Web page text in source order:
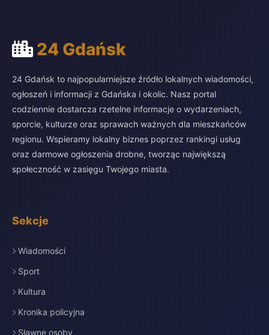
24 Gdańsk
24 Gdańsk to najpopularniejsze źródło lokalnych wiadomości,
ogłoszeń i informacji z Gdańska i okolic. Nasz portal
codziennie dostarcza rzetelne informacje o wydarzeniach,
sporcie, kulturze oraz sprawach ważnych dla mieszkańców
regionu. Wspieramy lokalny biznes poprzez rankingi usług
oraz darmowe ogłoszenia drobne, tworząc największą
społeczność w zasięgu Twojego miasta.
Sekcje
Wiadomości
Sport
Kultura
Kronika policyjna
Sławne osoby